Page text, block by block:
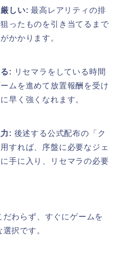
しい: 最高レアリティの排
ったものを引き当てるまで
かかります。
: リセマラをしている時間
ムを進めて放置報酬を受け
早く強くなれます。
: 後述する公式配布の「ク
すれば、序盤に必要なジェ
手に入り、リセマラの必要
わらず、すぐにゲームを
択です。